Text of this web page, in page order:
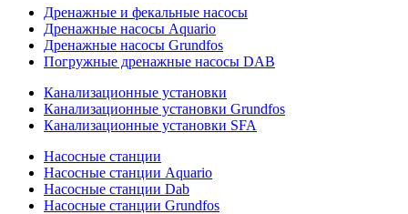
Дренажные и фекальные насосы
Дренажные насосы Aquario
Дренажные насосы Grundfos
Погружные дренажные насосы DAB
Канализационные установки
Канализационные установки Grundfos
Канализационные установки SFA
Насосные станции
Насосные станции Aquario
Насосные станции Dab
Насосные станции Grundfos